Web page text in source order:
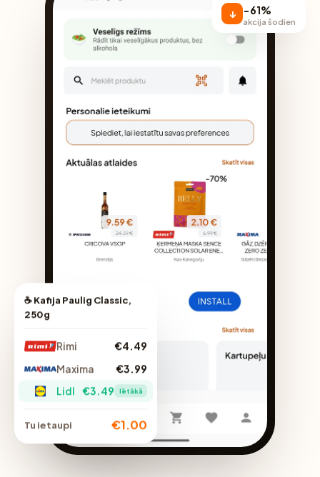
↓ −61%
akcija šodien
☕ Kafija Paulig Classic,
250g
Rimi
€4.49
Maxima
€3.99
Lidl
€3.49 lētākā
Tu ietaupi €1.00